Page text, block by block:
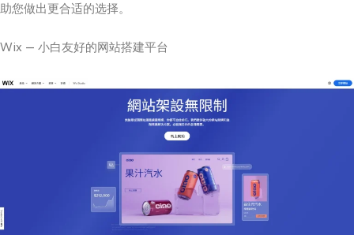
助您做出更合适的选择。
Wix — 小白友好的网站搭建平台